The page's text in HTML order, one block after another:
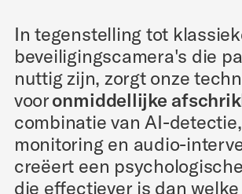
In tegenstelling tot
beveiligingscamera's die
nuttig zijn, zorgt onze
vooronmiddellijke
combinatie van AI-
monitoring en audio-
creëert een
die effectiever is dan